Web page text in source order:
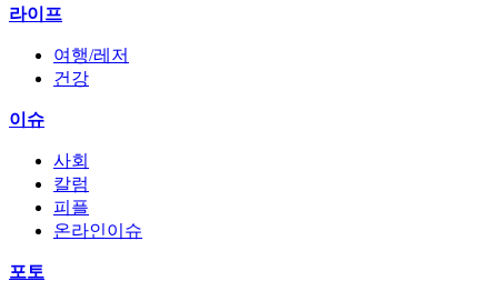
라이프
여행/레저
건강
이슈
사회
칼럼
피플
온라인이슈
포토